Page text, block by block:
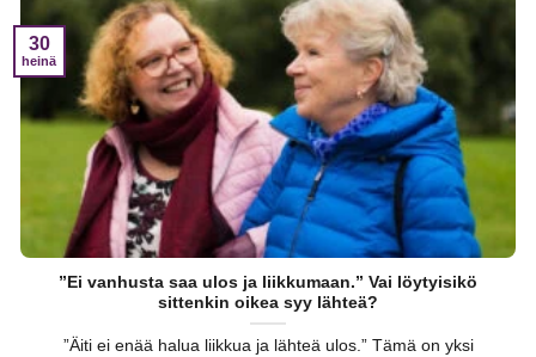
”Ei vanhusta saa ulos ja liikkumaan.” Vai löytyisikö
sittenkin oikea syy lähteä?
”Äiti ei enää halua liikkua ja lähteä ulos.” Tämä on yksi
30
heinä